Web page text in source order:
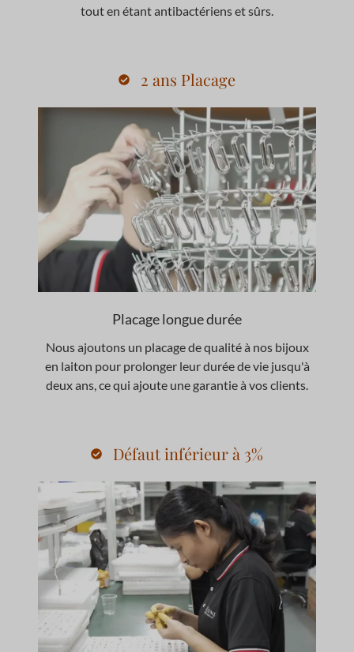
tout en étant antibactériens et sûrs.
2 ans Placage
Placage longue durée
Nous ajoutons un placage de qualité à nos bijoux
en laiton pour prolonger leur durée de vie jusqu'à
deux ans, ce qui ajoute une garantie à vos clients.
Défaut inférieur à 3%